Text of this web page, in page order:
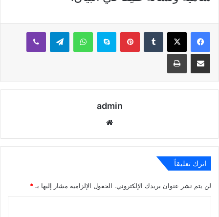
بينتيريستسكايب واتساب تيلقرام ڤايبر
مشاركة عبر البريد طباعة
admin
اترك تعليقاً
لن يتم نشر عنوان بريدك الإلكتروني. الحقول الإلزامية مشار إليها بـ *